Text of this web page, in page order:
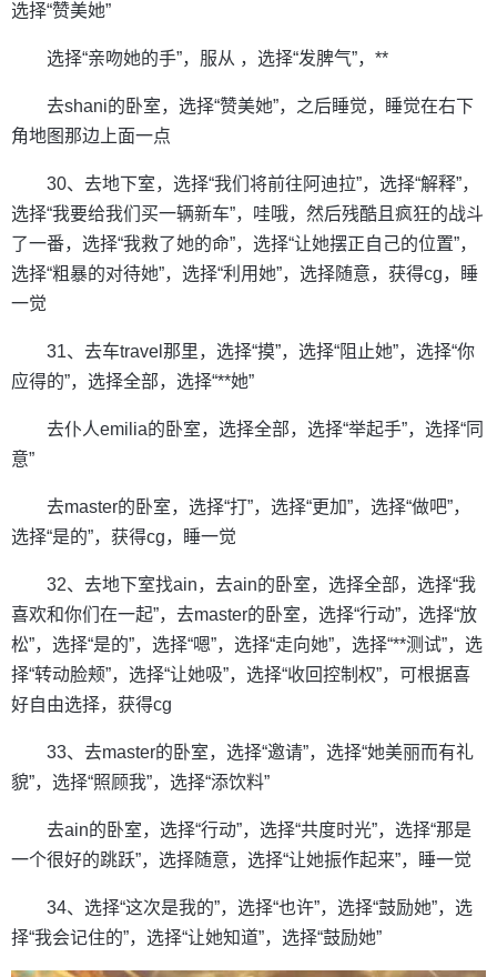
选择“赞美她”
选择“亲吻她的手”，服从 ，选择“发脾气”，**
去shani的卧室，选择“赞美她”，之后睡觉，睡觉在右下
角地图那边上面一点
30、去地下室，选择“我们将前往阿迪拉”，选择“解释”，
选择“我要给我们买一辆新车”，哇哦，然后残酷且疯狂的战斗
了一番，选择“我救了她的命”，选择“让她摆正自己的位置”，
选择“粗暴的对待她”，选择“利用她”，选择随意，获得cg，睡
一觉
31、去车travel那里，选择“摸”，选择“阻止她”，选择“你
应得的”，选择全部，选择“**她”
去仆人emilia的卧室，选择全部，选择“举起手”，选择“同
意”
去master的卧室，选择“打”，选择“更加”，选择“做吧”，
选择“是的”，获得cg，睡一觉
32、去地下室找ain，去ain的卧室，选择全部，选择“我
喜欢和你们在一起”，去master的卧室，选择“行动”，选择“放
松”，选择“是的”，选择“嗯”，选择“走向她”，选择“**测试”，选
择“转动脸颊”，选择“让她吸”，选择“收回控制权”，可根据喜
好自由选择，获得cg
33、去master的卧室，选择“邀请”，选择“她美丽而有礼
貌”，选择“照顾我”，选择“添饮料”
去ain的卧室，选择“行动”，选择“共度时光”，选择“那是
一个很好的跳跃”，选择随意，选择“让她振作起来”，睡一觉
34、选择“这次是我的”，选择“也许”，选择“鼓励她”，选
择“我会记住的”，选择“让她知道”，选择“鼓励她”